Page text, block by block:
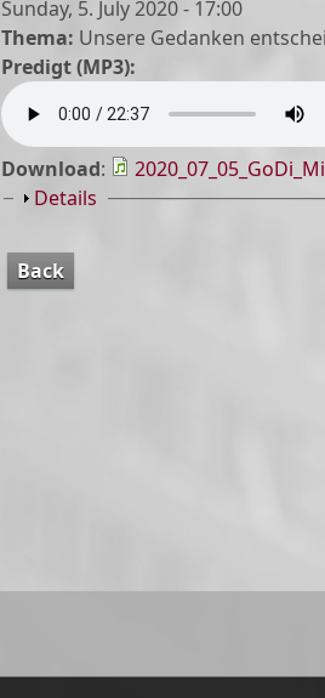
Sunday, 5. July 2020 - 17:00
Thema: Unsere Gedanken
Predigt (MP3):
Download:
Show
Details
Back